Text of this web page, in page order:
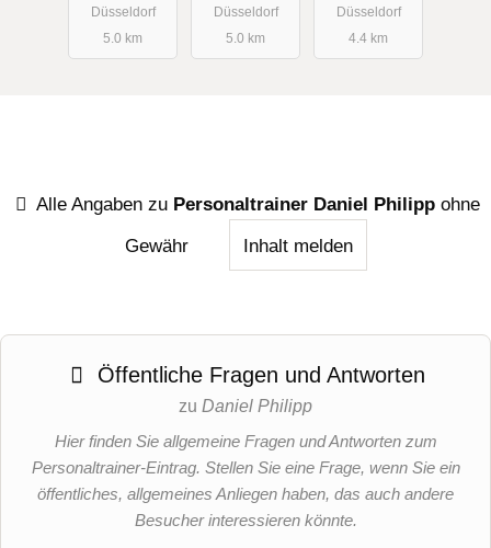
Düsseldorf
5.0 km
Düsseldorf
5.0 km
Düsseldorf
4.4 km
Alle Angaben zu Personaltrainer Daniel Philipp ohne
Gewähr
Inhalt melden
Öffentliche Fragen und Antworten
zu Daniel Philipp
Hier finden Sie allgemeine Fragen und Antworten zum
Personaltrainer-Eintrag. Stellen Sie eine Frage, wenn Sie ein
öffentliches, allgemeines Anliegen haben, das auch andere
Besucher interessieren könnte.